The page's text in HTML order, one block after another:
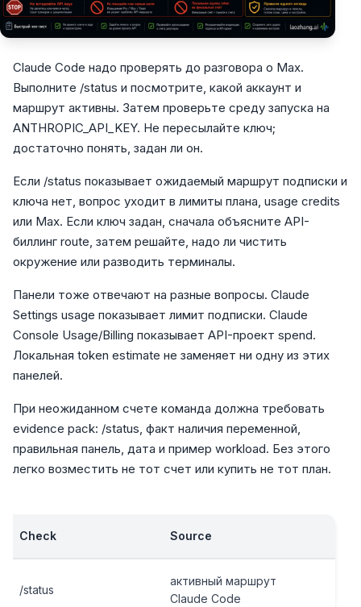
Claude Code надо проверять до разговора о Max.
Выполните /status и посмотрите, какой аккаунт и
маршрут активны. Затем проверьте среду запуска на
ANTHROPIC_API_KEY. Не пересылайте ключ;
достаточно понять, задан ли он.
Если /status показывает ожидаемый маршрут подписки и
ключа нет, вопрос уходит в лимиты плана, usage credits
или Max. Если ключ задан, сначала объясните API-
биллинг route, затем решайте, надо ли чистить
окружение или разводить терминалы.
Панели тоже отвечают на разные вопросы. Claude
Settings usage показывает лимит подписки. Claude
Console Usage/Billing показывает API-проект spend.
Локальная token estimate не заменяет ни одну из этих
панелей.
При неожиданном счете команда должна требовать
evidence pack: /status, факт наличия переменной,
правильная панель, дата и пример workload. Без этого
легко возместить не тот счет или купить не тот план.
Check Source
/status
активный маршрут
Claude Code